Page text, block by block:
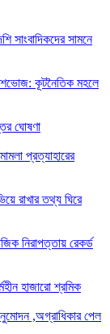
সাংবাদিকদের সামনে
কূটনৈতিক মহলে
ঘোষণা
প্রত্যাহারের
রাখার তথ্য ঘিরে
নিরাপত্তায় রেকর্ড
হাজারো শ্রমিক
,অগ্রাধিকার পেল